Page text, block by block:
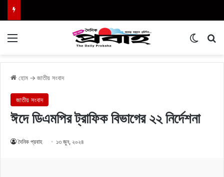
হোম → জাতীয় সংবাদ
জাতীয় সংবাদ
ঈদে ডিএমপির ট্রাফিক বিভাগের ২২ নির্দেশনা
দৈনিক প্রবাহ ১৩ জুন, ২০২৪